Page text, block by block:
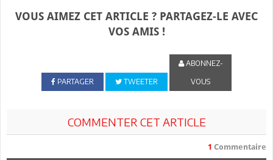
VOUS AIMEZ CET ARTICLE ? PARTAGEZ-LE AVEC
VOS AMIS !
PARTAGER TWEETER
ABONNEZ-
VOUS
COMMENTER CET ARTICLE
1 Commentaire